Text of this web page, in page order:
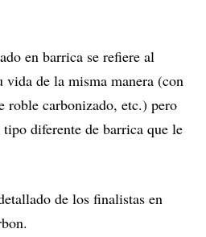
en barrica se refiere al
vida de la misma manera (con
roble carbonizado, etc.) pero
tipo diferente de barrica que le
de los finalistas en